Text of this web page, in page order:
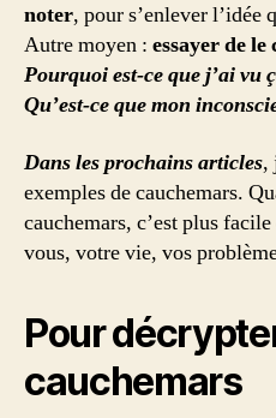
noter, pour s’enlever l’idée
Autre moyen : essayer de
Pourquoi est-ce que j’ai vu
Qu’est-ce que mon
Dans les prochains articles,
exemples de cauchemars.
cauchemars, c’est plus
vous, votre vie, vos
Pour
cauchemars